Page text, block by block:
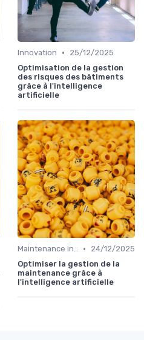
Innovation •
25/12/2025
Optimisation de la gestion
des risques des bâtiments
grâce à l'intelligence
artificielle
Maintenance infrastructures •
24/12/2025
Optimiser la gestion de la
maintenance grâce à
l'intelligence artificielle